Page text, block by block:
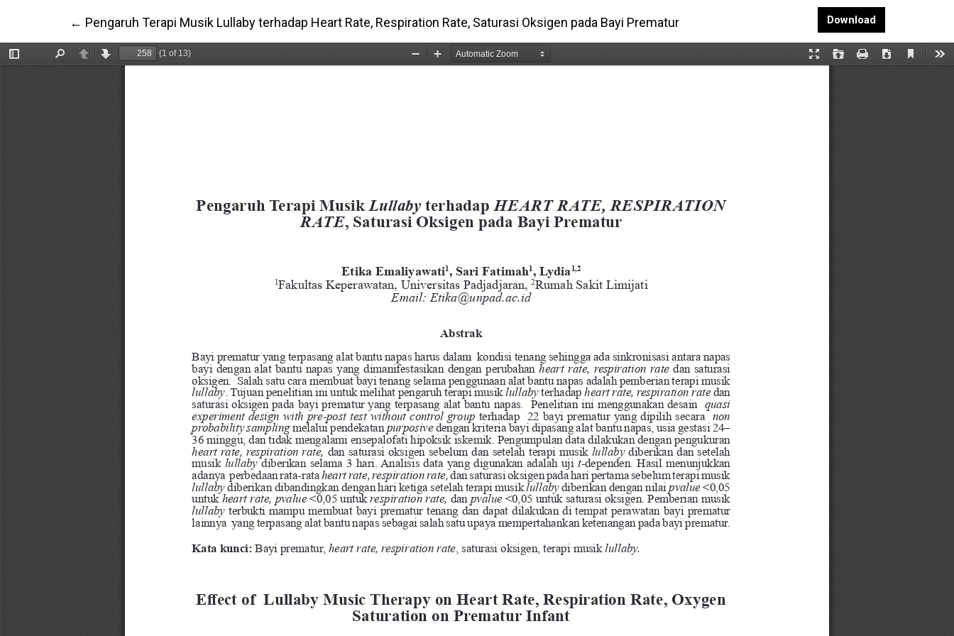
← Return to Article Details
Pengaruh Terapi Musik Lullaby terhadap Heart Rate, Respiration Rate, Saturasi Oksigen pada Bayi Prematur DownloadDownload PDF